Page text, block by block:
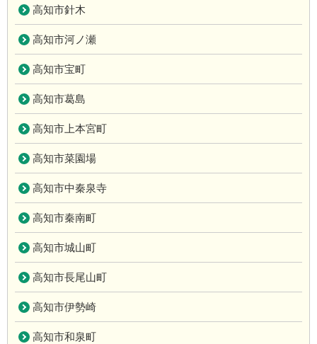
高知市針木
高知市河ノ瀬
高知市宝町
高知市葛島
高知市上本宮町
高知市菜園場
高知市中秦泉寺
高知市秦南町
高知市城山町
高知市長尾山町
高知市伊勢崎
高知市和泉町